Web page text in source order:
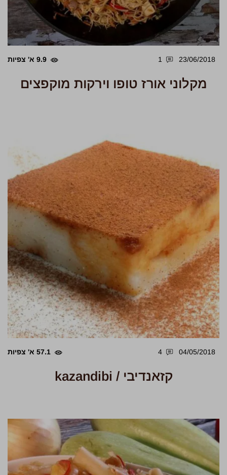
23/06/2018
1 9.9 א' צפיות
מקלוני אורז טופו וירקות מוקפצים
04/05/2018
4 57.1 א' צפיות
קזאנדיבי / kazandibi